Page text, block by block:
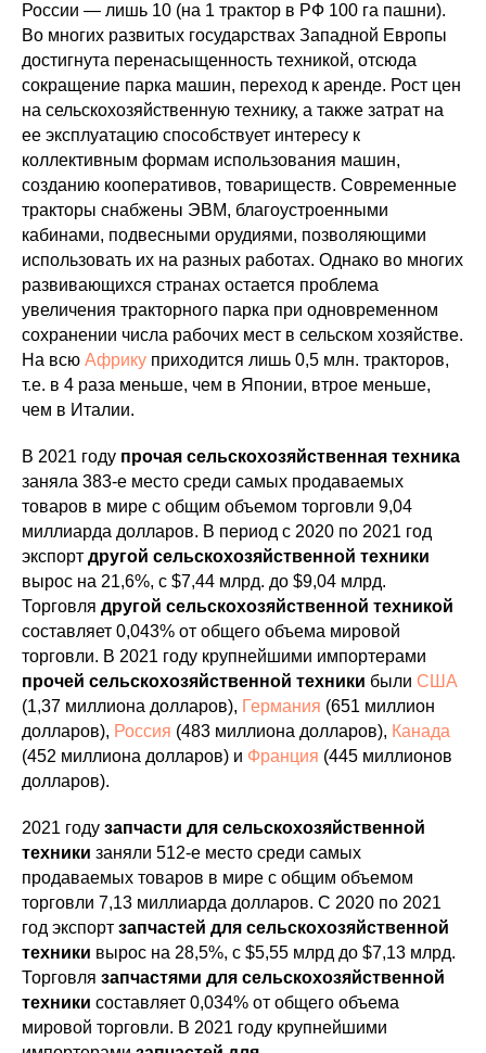
России — лишь 10 (на 1 трактор в РФ 100 га пашни).
Во многих развитых государствах Западной Европы
достигнута перенасыщенность техникой, отсюда
сокращение парка машин, переход к аренде. Рост цен
на сельскохозяйственную технику, а также затрат на
ее эксплуатацию способствует интересу к
коллективным формам использования машин,
созданию кооперативов, товариществ. Современные
тракторы снабжены ЭВМ, благоустроенными
кабинами, подвесными орудиями, позволяющими
использовать их на разных работах. Однако во многих
развивающихся странах остается проблема
увеличения тракторного парка при одновременном
сохранении числа рабочих мест в сельском хозяйстве.
На всю Африку приходится лишь 0,5 млн. тракторов,
т.е. в 4 раза меньше, чем в Японии, втрое меньше,
чем в Италии.
В 2021 году прочая сельскохозяйственная техника
заняла 383-е место среди самых продаваемых
товаров в мире с общим объемом торговли 9,04
миллиарда долларов. В период с 2020 по 2021 год
экспорт другой сельскохозяйственной техники
вырос на 21,6%, с $7,44 млрд. до $9,04 млрд.
Торговля другой сельскохозяйственной техникой
составляет 0,043% от общего объема мировой
торговли. В 2021 году крупнейшими импортерами
прочей сельскохозяйственной техники были США
(1,37 миллиона долларов), Германия (651 миллион
долларов), Россия (483 миллиона долларов), Канада
(452 миллиона долларов) и Франция (445 миллионов
долларов).
2021 году запчасти для сельскохозяйственной
техники заняли 512-е место среди самых
продаваемых товаров в мире с общим объемом
торговли 7,13 миллиарда долларов. С 2020 по 2021
год экспорт запчастей для сельскохозяйственной
техники вырос на 28,5%, с $5,55 млрд до $7,13 млрд.
Торговля запчастями для сельскохозяйственной
техники составляет 0,034% от общего объема
мировой торговли. В 2021 году крупнейшими